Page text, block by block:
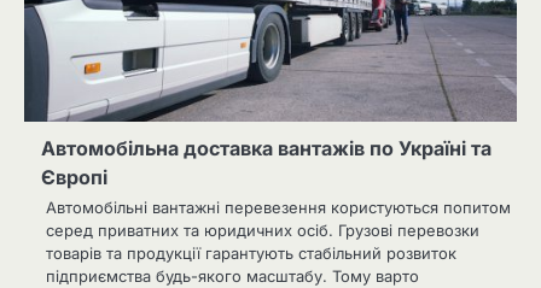
Автомобільна доставка вантажів по Україні та
Європі
Автомобільні вантажні перевезення користуються попитом
серед приватних та юридичних осіб. Грузові перевозки
товарів та продукції гарантують стабільний розвиток
підприємства будь-якого масштабу. Тому варто